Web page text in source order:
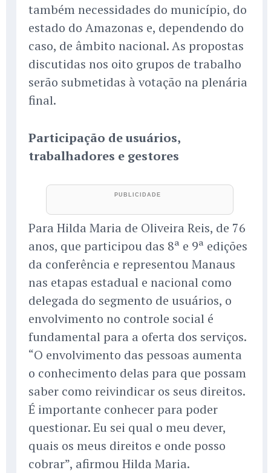
também necessidades do município, do
estado do Amazonas e, dependendo do
caso, de âmbito nacional. As propostas
discutidas nos oito grupos de trabalho
serão submetidas à votação na plenária
final.
Participação de usuários,
trabalhadores e gestores
Para Hilda Maria de Oliveira Reis, de 76
anos, que participou das 8ª e 9ª edições
da conferência e representou Manaus
nas etapas estadual e nacional como
delegada do segmento de usuários, o
envolvimento no controle social é
fundamental para a oferta dos serviços.
“O envolvimento das pessoas aumenta
o conhecimento delas para que possam
saber como reivindicar os seus direitos.
É importante conhecer para poder
questionar. Eu sei qual o meu dever,
quais os meus direitos e onde posso
cobrar”, afirmou Hilda Maria.